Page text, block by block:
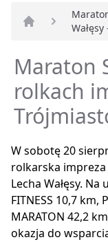
Strona główna
Maraton
rolkach
W sobotę 20
rolkarska
Lecha Wałęsy.
FITNESS 10,7 km,
MARATON 42,2
okazja do